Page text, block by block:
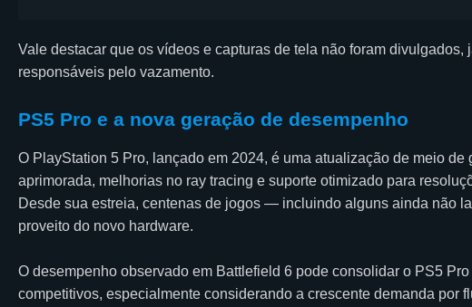
Vale destacar que os vídeos e capturas de tela não foram
responsáveis pelo vazamento.
PS5 Pro e a nova geração de desempenho
O PlayStation 5 Pro, lançado em 2024, é uma atualização de meio
aprimorada, melhorias no ray tracing e suporte otimizado para
Desde sua estreia, centenas de jogos — incluindo alguns ainda não
proveito do novo hardware.
O desempenho observado em Battlefield 6 pode consolidar o PS5
competitivos, especialmente considerando a crescente demanda por